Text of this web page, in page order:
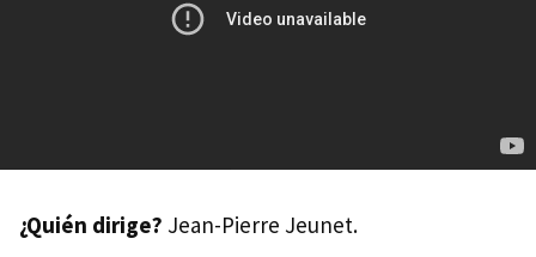
¿Quién dirige? Jean-Pierre Jeunet.